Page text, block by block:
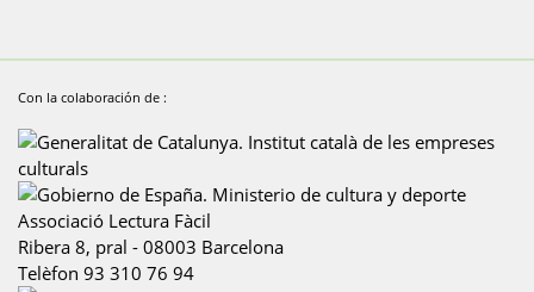
Con la colaboración de :
Associació Lectura Fàcil
Ribera 8, pral - 08003 Barcelona
Telèfon 93 310 76 94